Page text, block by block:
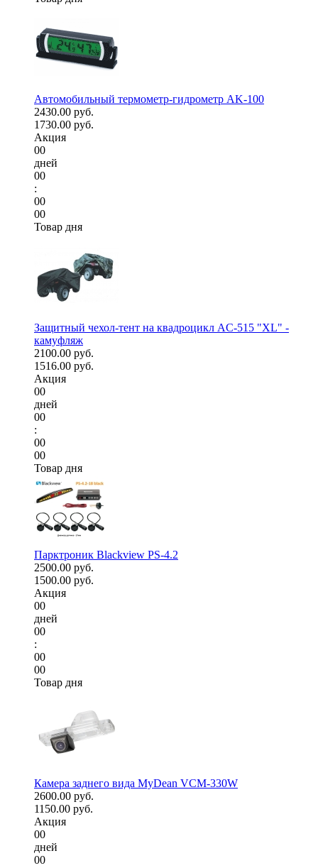
Автомобильный термометр-гидрометр AK-100
2430.00 руб.
1730.00 руб.
Акция
00
дней
00
:
00
00
Товар дня
Защитный чехол-тент на квадроцикл AC-515 "XL" -
камуфляж
2100.00 руб.
1516.00 руб.
Акция
00
дней
00
:
00
00
Товар дня
Парктроник Blackview PS-4.2
2500.00 руб.
1500.00 руб.
Акция
00
дней
00
:
00
00
Товар дня
Камера заднего вида MyDean VCM-330W
2600.00 руб.
1150.00 руб.
Акция
00
дней
00